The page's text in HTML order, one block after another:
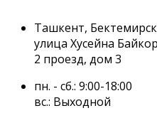
Ташкент,
улица Хусейна
2 проезд, дом 3
пн. - сб.: 9:00-18:00
вс.: Выходной